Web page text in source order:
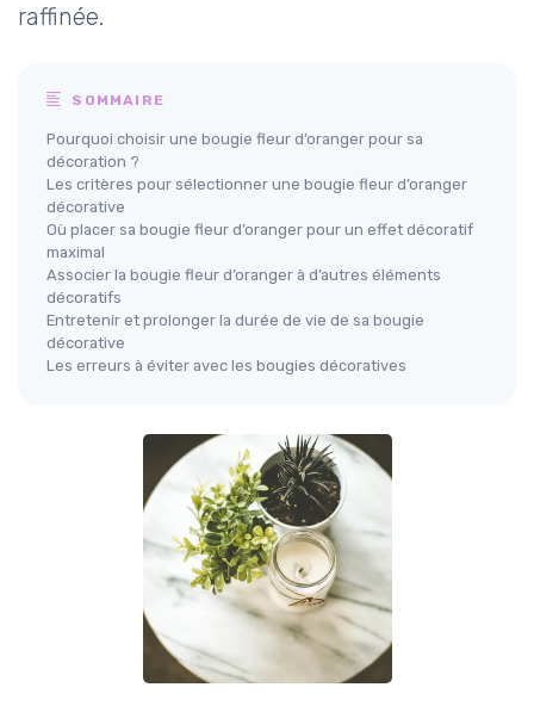
raffinée.
SOMMAIRE
Pourquoi choisir une bougie fleur d’oranger pour sa
décoration ?
Les critères pour sélectionner une bougie fleur d’oranger
décorative
Où placer sa bougie fleur d’oranger pour un effet décoratif
maximal
Associer la bougie fleur d’oranger à d’autres éléments
décoratifs
Entretenir et prolonger la durée de vie de sa bougie
décorative
Les erreurs à éviter avec les bougies décoratives